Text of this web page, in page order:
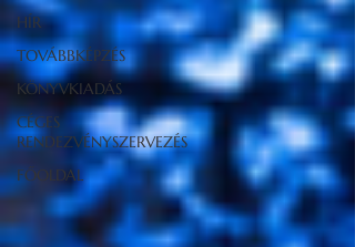
HÍR
TOVÁBBKÉPZÉS
KÖNYVKIADÁS
CÉGES
RENDEZVÉNYSZERVEZÉS
FŐOLDAL